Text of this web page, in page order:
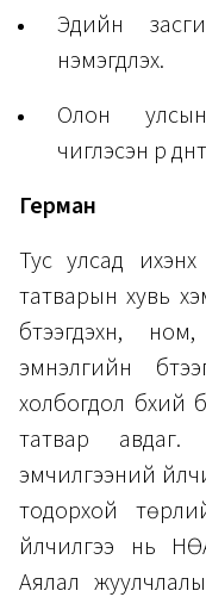
Эдийн
нэмэгдүүлэх.
Олон
чиглэсэн үр
Герман
Тус улсад
татварын хувь
бүтээгдэхүүн,
эмнэлгийн
холбогдол бүхий
татвар
эмчилгээний
тодорхой
үйлчилгээ нь
Аялал